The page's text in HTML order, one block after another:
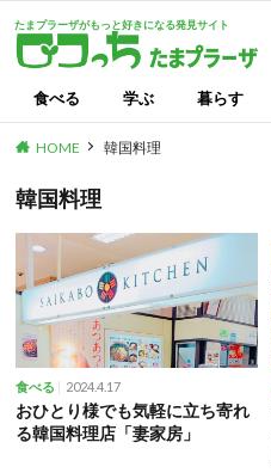
たまプラーザがもっと好きになる発見サイト
食べる 学ぶ 暮らす
HOME 韓国料理
韓国料理
食べる 2024.4.17
おひとり様でも気軽に立ち寄れ
る韓国料理店「妻家房」